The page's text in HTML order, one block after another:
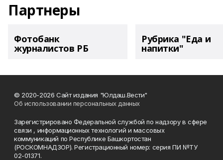
Партнеры
Фотобанк
журналистов РБ
Рубрика "Еда и
напитки"
© 2020-2026 Сайт издания "Юлдаш.Вести"
Об использовании персональных данных
Зарегистрировано Федеральной службой по надзору в сфере
связи , информационных технологий и массовых
коммуникаций по Республике Башкортостан
(РОСКОМНАДЗОР). Регистрационный номер: серия ПИ №ТУ
02-01371.